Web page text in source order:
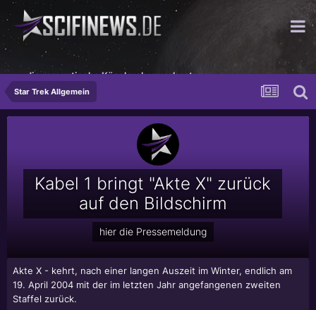
...die romantische Käsekuchenverkostung
Star Trek Allgemein
Kabel 1 bringt "Akte X" zurück
auf den Bildschirm
hier die Pressemeldung
Akte X - kehrt, nach einer langen Auszeit im Winter, endlich am
19. April 2004 mit der im letzten Jahr angefangenen zweiten
Staffel zurück.